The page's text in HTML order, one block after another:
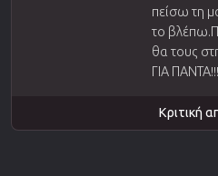
πείσω τη
το
θα τους
ΓΙΑ ΠΑΝΤΑ!!!
Κριτική